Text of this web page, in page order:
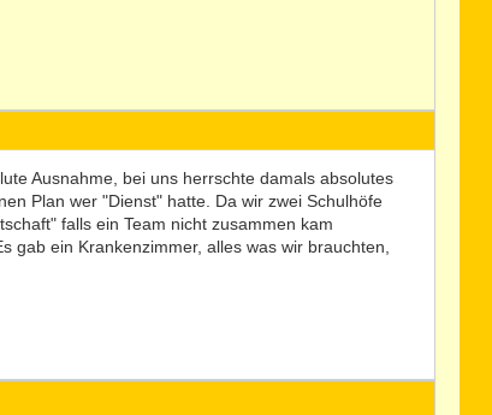
Ausnahme, bei uns herrschte damals absolutes
Plan wer "Dienst" hatte. Da wir zwei Schulhöfe
falls ein Team nicht zusammen kam
gab ein Krankenzimmer, alles was wir brauchten,